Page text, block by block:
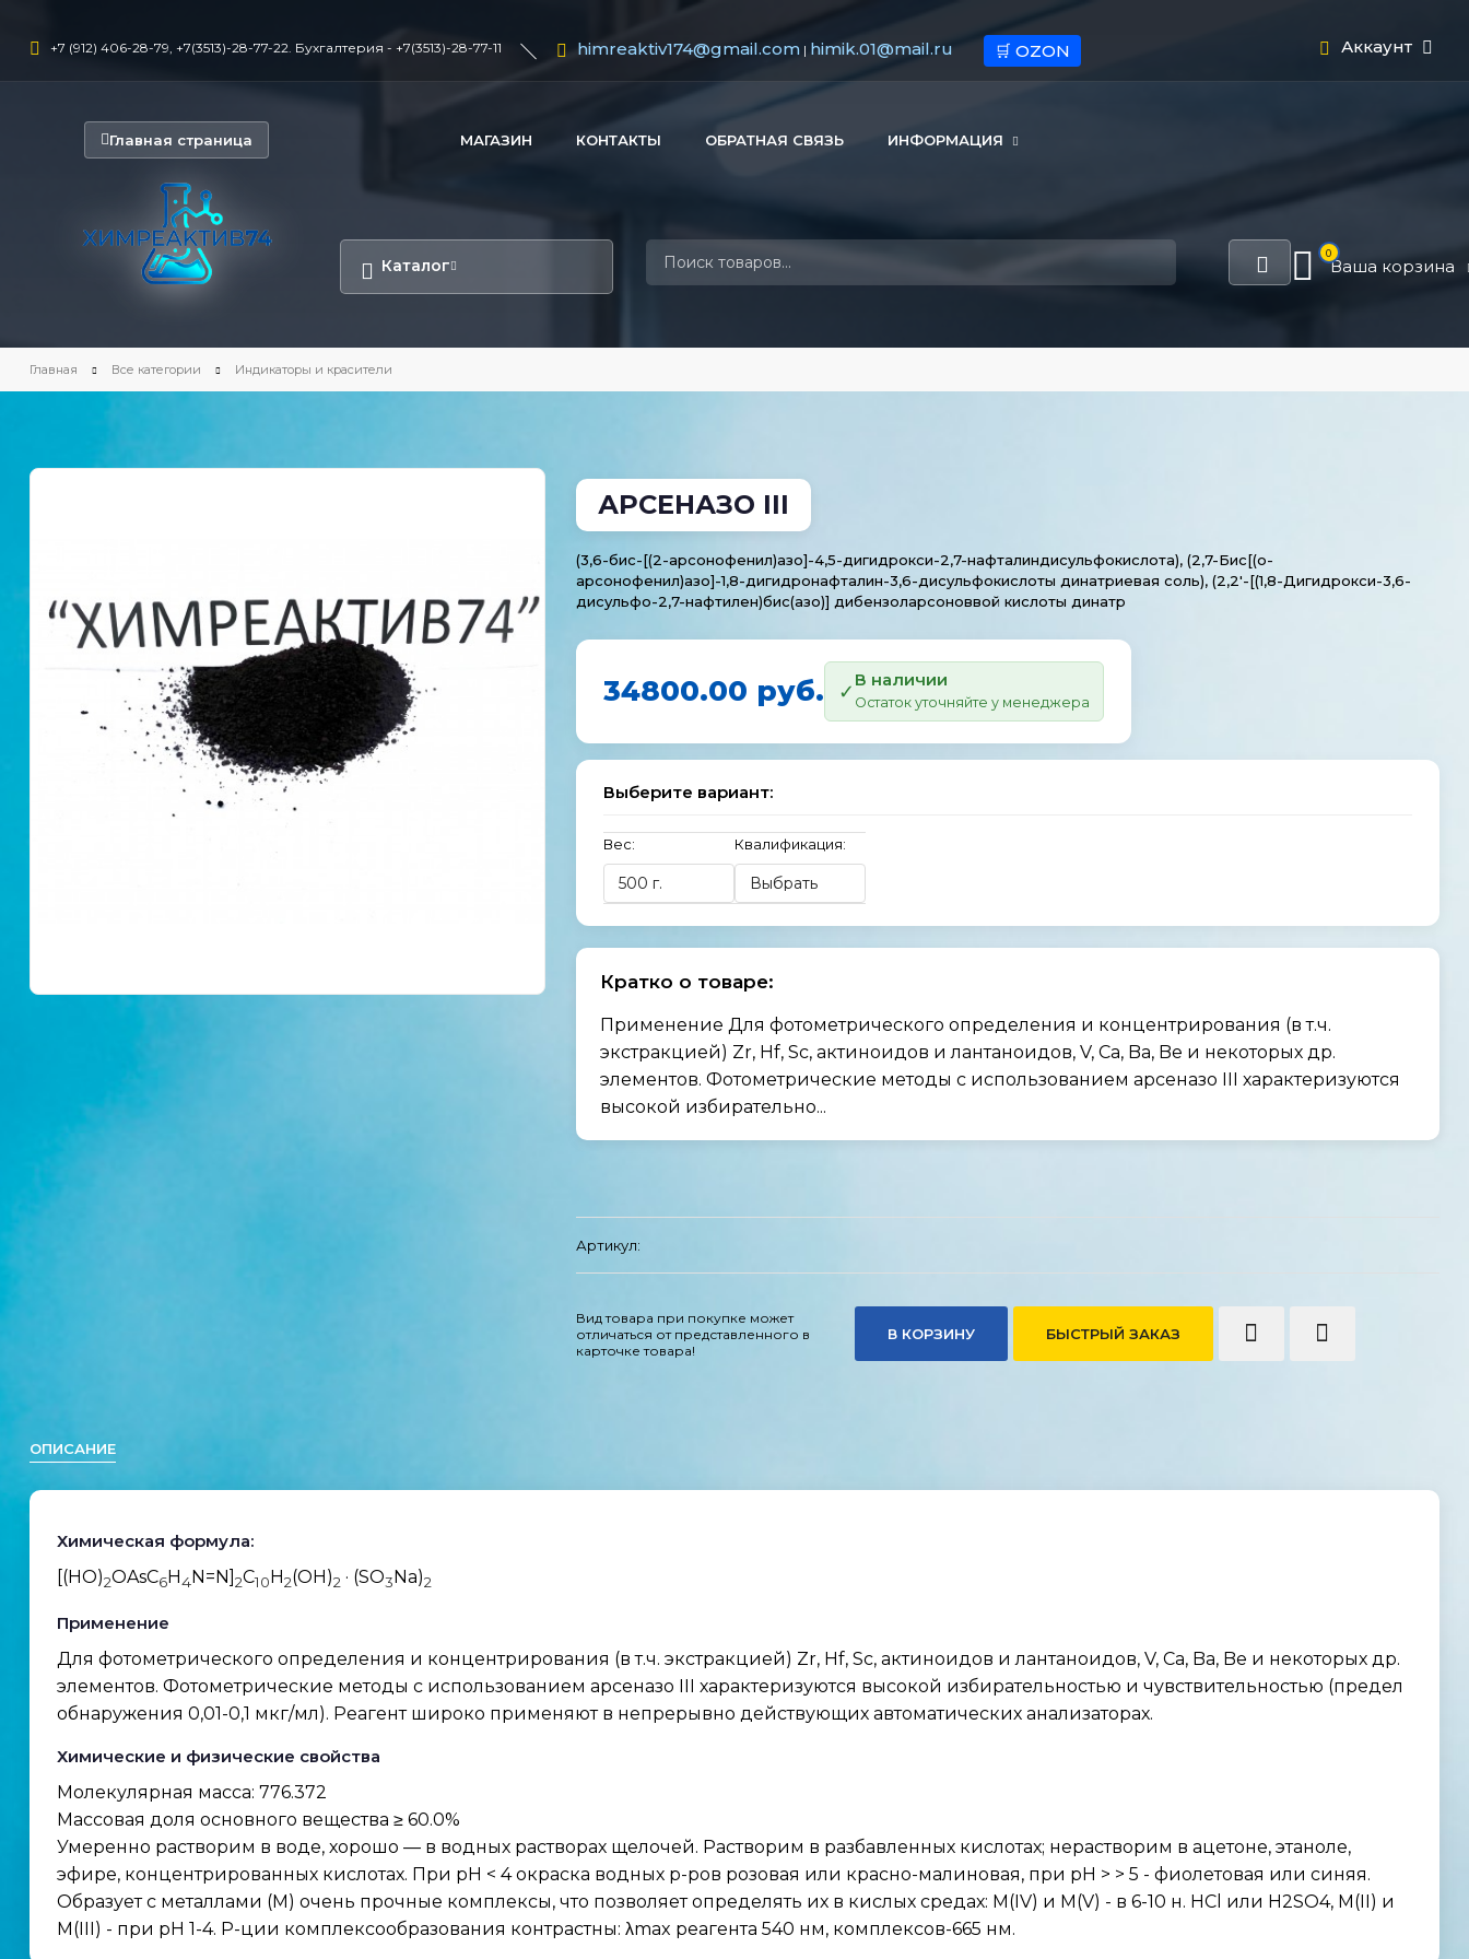
+7 (912) 406-28-79, +7(3513)-28-77-22. Бухгалтерия - +7(3513)-28-77-11 himreaktiv174@gmail.com| himik.01@mail.ru 🛒 OZON Аккаунт
МАГАЗИН КОНТАКТЫ ОБРАТНАЯ СВЯЗЬ ИНФОРМАЦИЯ
Главная страница
Каталог
0
Ваша корзина
Главная Все категории Индикаторы и красители
АРСЕНАЗО III
(3,6-бис-[(2-арсонофенил)азо]-4,5-дигидрокси-2,7-нафталиндисульфокислота), (2,7-Бис[(о-
арсонофенил)азо]-1,8-дигидронафталин-3,6-дисульфокислоты динатриевая соль), (2,2'-[(1,8-Дигидрокси-3,6-
дисульфо-2,7-нафтилен)бис(азо)] дибензоларсоноввой кислоты динатр
34800.00 руб. В наличии
Остаток уточняйте у менеджера
Выберите вариант:
Вес: Квалификация:
Кратко о товаре:
Применение Для фотометрического определения и концентрирования (в т.ч.
экстракцией) Zr, Hf, Sc, актиноидов и лантаноидов, V, Са, Ba, Be и некоторых др.
элементов. Фотометрические методы с использованием арсеназо III характеризуются
высокой избирательно...
Артикул:
Вид товара при покупке может
отличаться от представленного в
карточке товара!
В КОРЗИНУ БЫСТРЫЙ ЗАКАЗ
ОПИСАНИЕ
Химическая формула:
[(HO)2OAsC6H4N=N]2C10H2(OH)2 · (SO3Na)2
Применение
Для фотометрического определения и концентрирования (в т.ч. экстракцией) Zr, Hf, Sc, актиноидов и лантаноидов, V, Са, Ba, Be и некоторых др.
элементов. Фотометрические методы с использованием арсеназо III характеризуются высокой избирательностью и чувствительностью (предел
обнаружения 0,01-0,1 мкг/мл). Реагент широко применяют в непрерывно действующих автоматических анализаторах.
Химические и физические свойства
Молекулярная масса: 776.372
Массовая доля основного вещества ≥ 60.0%
Умеренно растворим в воде, хорошо — в водных растворах щелочей. Растворим в разбавленных кислотах; нерастворим в ацетоне, этаноле,
эфире, концентрированных кислотах. При рН < 4 окраска водных р-ров розовая или красно-малиновая, при рН > > 5 - фиолетовая или синяя.
Образует с металлами (М) очень прочные комплексы, что позволяет определять их в кислых средах: M(IV) и M(V) - в 6-10 н. НСl или H2SO4, М(II) и
М(III) - при рН 1-4. Р-ции комплексообразования контрастны: λmax реагента 540 нм, комплексов-665 нм.